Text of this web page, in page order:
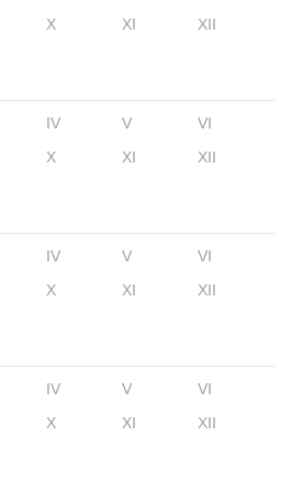
X XI XII
IV V
VI
X XI XII
IV V
VI
X XI XII
IV V
VI
X XI XII